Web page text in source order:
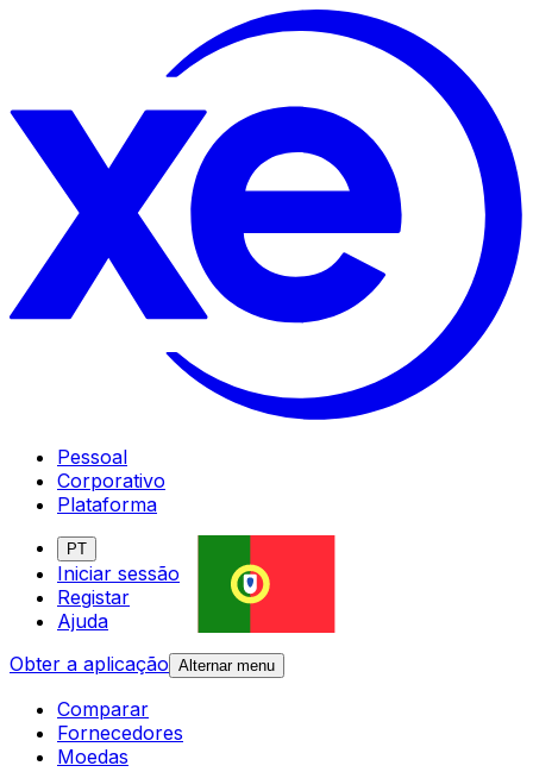
Pessoal
Corporativo
Plataforma
PT
Iniciar sessão
Registar
Ajuda
Obter a aplicação Alternar menu
Comparar
Fornecedores
Moedas